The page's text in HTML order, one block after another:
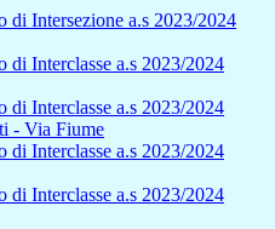
di Intersezione a.s 2023/2024
di Interclasse a.s 2023/2024
di Interclasse a.s 2023/2024
- Via Fiume
di Interclasse a.s 2023/2024
di Interclasse a.s 2023/2024